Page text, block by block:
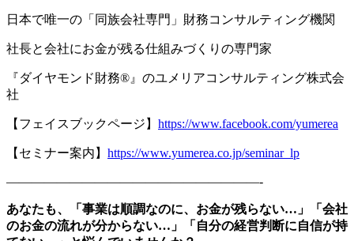
日本で唯一の「同族会社専門」財務コンサルティング機関
社長と会社にお金が残る仕組みづくりの専門家
『ダイヤモンド財務® 』のユメリアコンサルティング株式会
社
【フェイスブックページ】 https://www.facebook.com/yumerea
【セミナー案内】 https://www.yumerea.co.jp/seminar_lp
————————————————————-
あなたも、「事業は順調なのに、お金が残らない… 」「会社
のお金の流れが分からない… 」「自分の経営判断に自信が持